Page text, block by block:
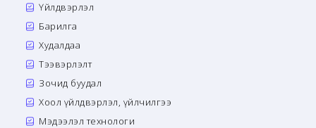
Үйлдвэрлэл
Барилга
Худалдаа
Тээвэрлэлт
Зочид буудал
Хоол үйлдвэрлэл, үйлчилгээ
Мэдээлэл технологи